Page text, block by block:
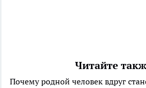
Читайте
Почему родной человек вдруг